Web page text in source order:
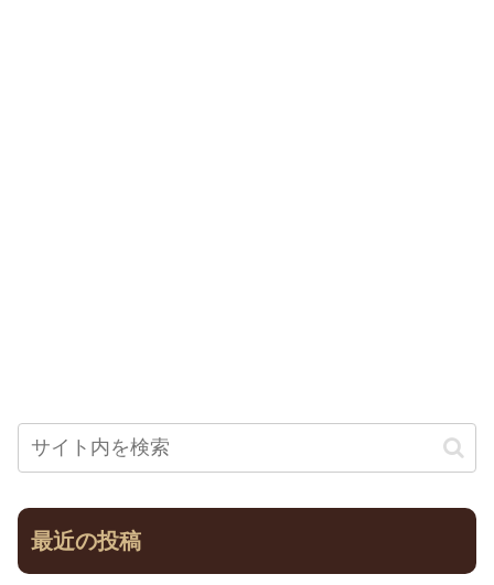
最近の投稿